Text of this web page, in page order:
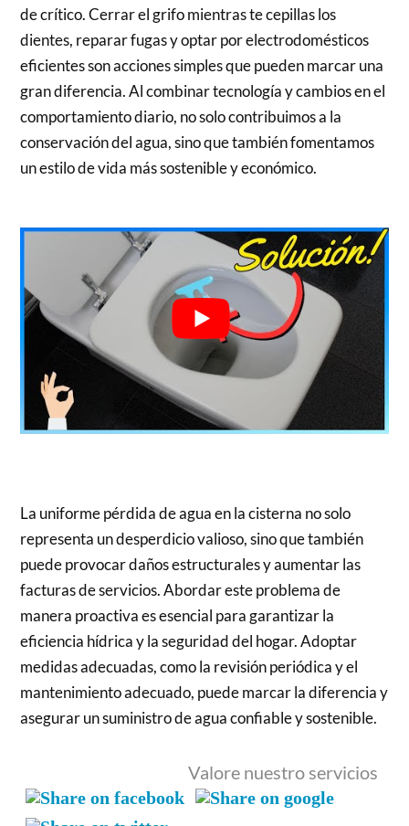
de crítico. Cerrar el grifo mientras te cepillas los
dientes, reparar fugas y optar por electrodomésticos
eficientes son acciones simples que pueden marcar una
gran diferencia. Al combinar tecnología y cambios en el
comportamiento diario, no solo contribuimos a la
conservación del agua, sino que también fomentamos
un estilo de vida más sostenible y económico.
La uniforme pérdida de agua en la cisterna no solo
representa un desperdicio valioso, sino que también
puede provocar daños estructurales y aumentar las
facturas de servicios. Abordar este problema de
manera proactiva es esencial para garantizar la
eficiencia hídrica y la seguridad del hogar. Adoptar
medidas adecuadas, como la revisión periódica y el
mantenimiento adecuado, puede marcar la diferencia y
asegurar un suministro de agua confiable y sostenible.
Valore nuestro servicios